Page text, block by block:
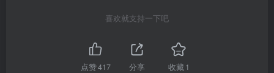
喜欢就支持一下吧
点赞417 分享 收藏 1